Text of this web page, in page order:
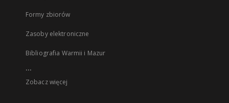
Formy zbiorów
Zasoby elektroniczne
Bibliografia Warmii i Mazur
...
Zobacz więcej